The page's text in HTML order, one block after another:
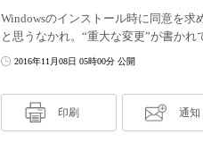
Windowsのインストール時に同意を
と思うなかれ。“重大な変更”が書かれ
2016年11月08日 05時00分 公開
印刷 通知